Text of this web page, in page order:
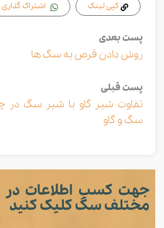
کپی لینک اشتراک
پست بعدی
روش دادن قرص به سگ ها
پست قبلی
تفاوت شیر گاو با شیر سگ در
سگ و گاو
جهت کسب اطلاعات در
مختلف سگ کلیک کنید